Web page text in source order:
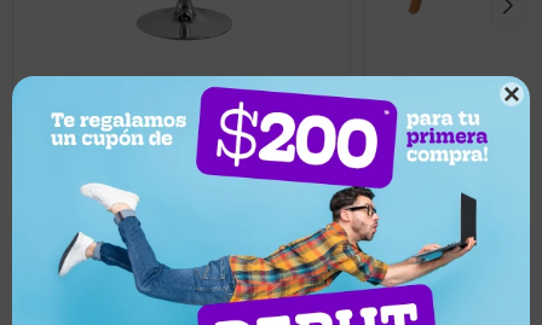

UYU1.979
Taburete para bar tipo Sillon Lumax
Llega hoy
UYU 2.212
Mesa Eames
Llega hoy